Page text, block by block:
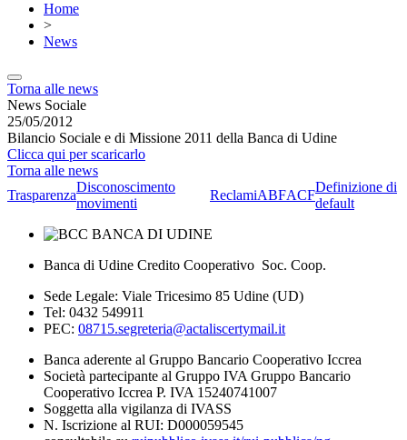
Home
>
News
Torna alle news
News Sociale
25/05/2012
Bilancio Sociale e di Missione 2011 della Banca di Udine
Clicca qui per scaricarlo
Torna alle news
Trasparenza
Disconoscimento
movimenti
ReclamiABFACF
Definizione di
default
Banca di Udine Credito Cooperativo Soc. Coop.
Sede Legale: Viale Tricesimo 85 Udine (UD)
Tel: 0432 549911
PEC: 08715.segreteria@actaliscertymail.it
Banca aderente al Gruppo Bancario Cooperativo Iccrea
Società partecipante al Gruppo IVA Gruppo Bancario
Cooperativo Iccrea P. IVA 15240741007
Soggetta alla vigilanza di IVASS
N. Iscrizione al RUI: D000059545